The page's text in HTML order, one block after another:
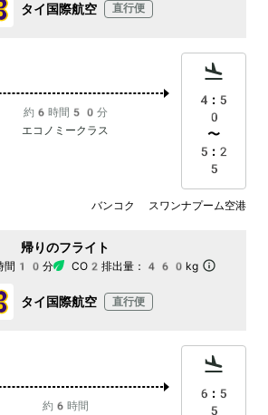
タイ国際航空 直行便
約6時間50分
エコノミークラス
4:5
0
〜
5:2
5
バンコク スワンナプーム空港
帰りのフライト
間10分 CO2排出量： 460kg
タイ国際航空 直行便
約6時間
6:5
5